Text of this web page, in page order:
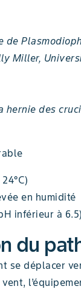
de
Miller,
hernie des
en humidité
inférieur à 6.5)
du
se déplacer